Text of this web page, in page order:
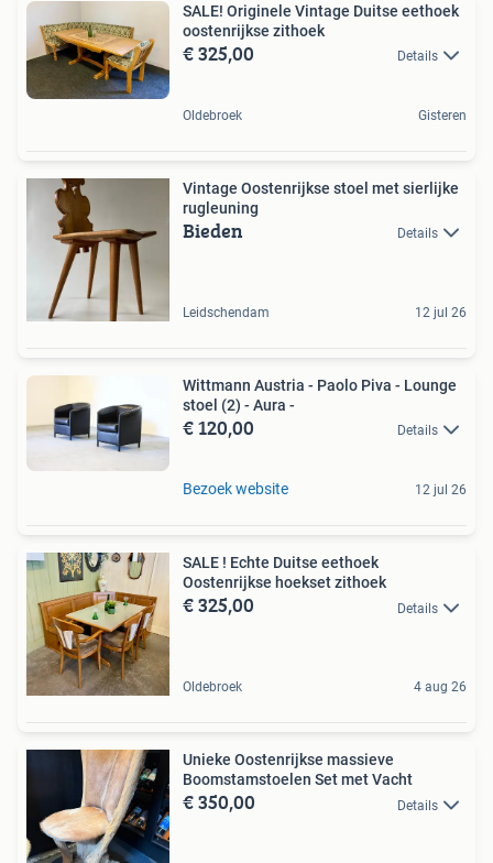
SALE! Originele Vintage Duitse eethoek
oostenrijkse zithoek
€ 325,00 Details
Oldebroek Gisteren
Vintage Oostenrijkse stoel met sierlijke
rugleuning
Bieden Details
Leidschendam 12 jul 26
Wittmann Austria - Paolo Piva - Lounge
stoel (2) - Aura -
€ 120,00 Details
Bezoek website 12 jul 26
SALE ! Echte Duitse eethoek
Oostenrijkse hoekset zithoek
€ 325,00 Details
Oldebroek 4 aug 26
Unieke Oostenrijkse massieve
Boomstamstoelen Set met Vacht
€ 350,00 Details